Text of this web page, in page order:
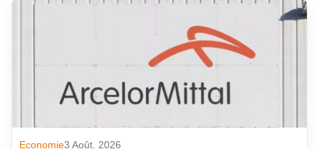
Economie3 Août. 2026